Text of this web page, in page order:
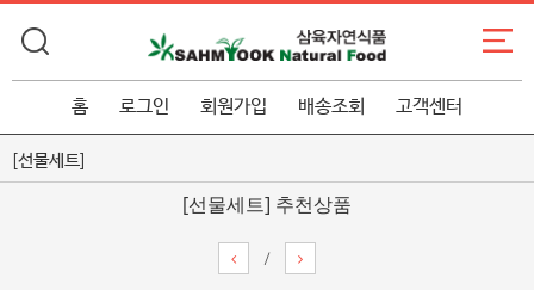
홈 로그인 회원가입 배송조회 고객센터
[선물세트]
[선물세트] 추천상품
/